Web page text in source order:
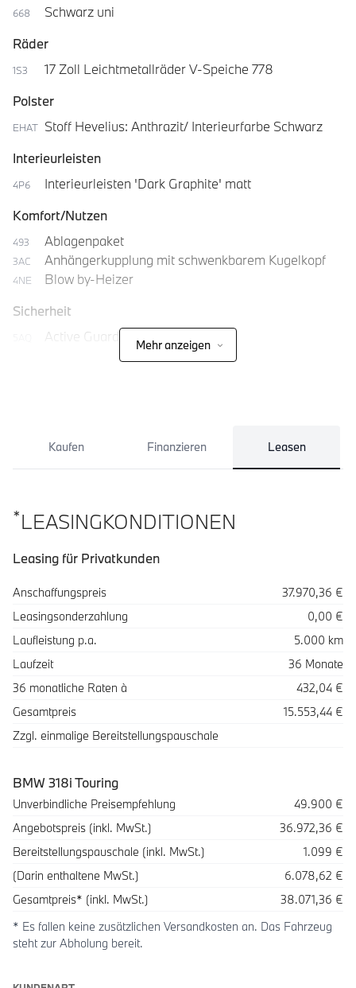
668
Schwarz uni
Räder
1S3
17 Zoll Leichtmetallräder V-Speiche 778
Polster
EHAT Stoff Hevelius: Anthrazit/ Interieurfarbe Schwarz
Interieurleisten
4P6
Interieurleisten 'Dark Graphite' matt
Komfort/Nutzen
493 Ablagenpaket
3AC Anhängerkupplung mit schwenkbarem Kugelkopf
4NE
Blow by-Heizer
Sicherheit
Active Guard Plus
Aktiver Fußgängerschutz
Mehr anzeigen
Kaufen Finanzieren Leasen
*LEASINGKONDITIONEN
Leasing für Privatkunden
SpezifikationWert
Anschaffungspreis
37.970,36 €
Leasingsonderzahlung
0,00 €
Laufleistung p.a.
5.000 km
Laufzeit
36 Monate
36 monatliche Raten à
432,04 €
Gesamtpreis
15.553,44 €
Zzgl. einmalige Bereitstellungspauschale
BMW 318i Touring
Beschreibung Betrag
Unverbindliche Preisempfehlung
49.900 €
Angebotspreis (inkl. MwSt.)
36.972,36 €
Bereitstellungspauschale (inkl. MwSt.)
1.099 €
(Darin enthaltene MwSt.)
6.078,62 €
Gesamtpreis* (inkl. MwSt.)
38.071,36 €
* Es fallen keine zusätzlichen Versandkosten an. Das Fahrzeug
steht zur Abholung bereit.